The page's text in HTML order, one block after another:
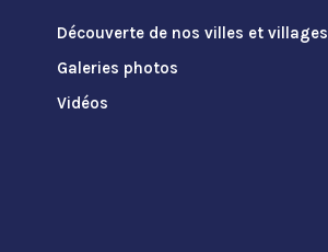
Découverte de nos villes et villages
Galeries photos
Vidéos